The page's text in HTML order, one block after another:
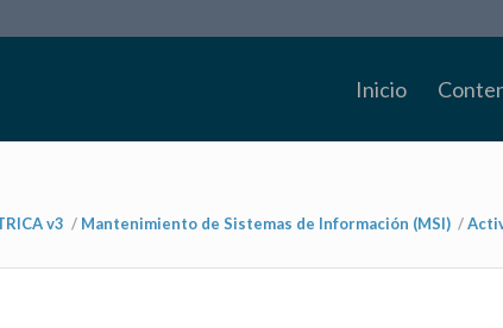
Inicio
v3 / Mantenimiento de Sistemas de Información (MSI) /